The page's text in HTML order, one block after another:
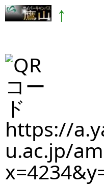
↑
https://
u.ac.jp/